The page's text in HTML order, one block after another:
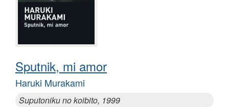
Sputnik, mi amor
Haruki Murakami
Suputoniku no koibito, 1999